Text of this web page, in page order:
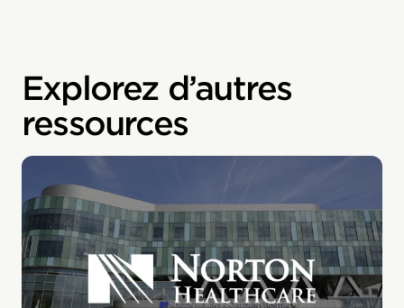
Explorez d’autres
ressources